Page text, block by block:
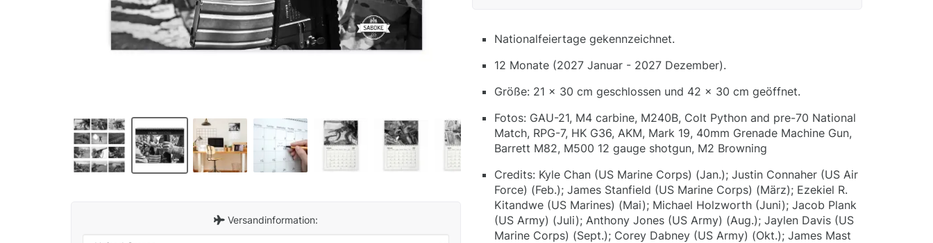
Versandinformation:
Nationalfeiertage gekennzeichnet.
12 Monate (2027 Januar - 2027 Dezember).
Größe: 21 x 30 cm geschlossen und 42 x 30 cm geöffnet.
Fotos: GAU-21, M4 carbine, M240B, Colt Python and pre-70 National
Match, RPG-7, HK G36, AKM, Mark 19, 40mm Grenade Machine Gun,
Barrett M82, M500 12 gauge shotgun, M2 Browning
Credits: Kyle Chan (US Marine Corps) (Jan.); Justin Connaher (US Air
Force) (Feb.); James Stanfield (US Marine Corps) (März); Ezekiel R.
Kitandwe (US Marines) (Mai); Michael Holzworth (Juni); Jacob Plank
(US Army) (Juli); Anthony Jones (US Army) (Aug.); Jaylen Davis (US
Marine Corps) (Sept.); Corey Dabney (US Army) (Okt.); James Mast